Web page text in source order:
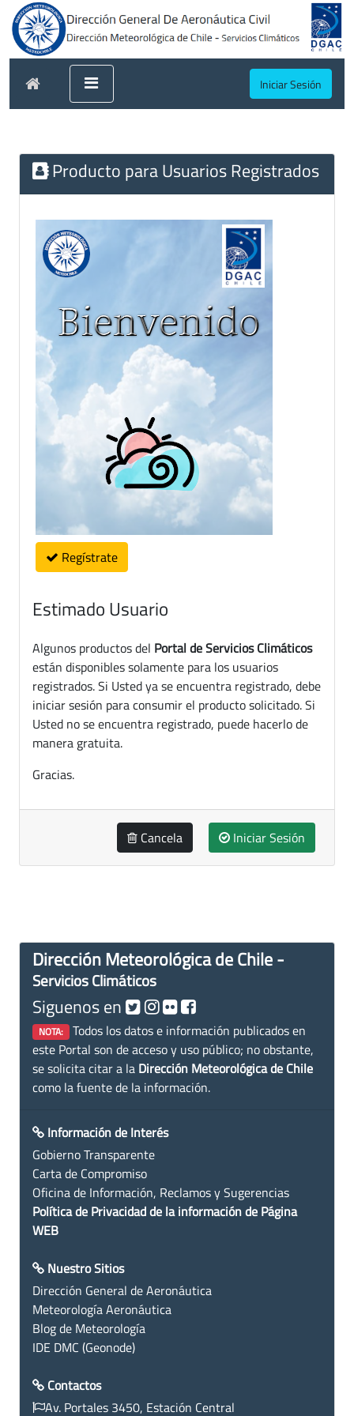
Iniciar Sesión
Producto para Usuarios Registrados
Regístrate
Estimado Usuario
Algunos productos del Portal de Servicios Climáticos
están disponibles solamente para los usuarios
registrados. Si Usted ya se encuentra registrado, debe
iniciar sesión para consumir el producto solicitado. Si
Usted no se encuentra registrado, puede hacerlo de
manera gratuita.
Gracias.
Cancela Iniciar Sesión
Dirección Meteorológica de Chile -
Servicios Climáticos
Siguenos en
NOTA: Todos los datos e información publicados en
este Portal son de acceso y uso público; no obstante,
se solicita citar a la Dirección Meteorológica de Chile
como la fuente de la información.
Información de Interés
Gobierno Transparente
Carta de Compromiso
Oficina de Información, Reclamos y Sugerencias
Política de Privacidad de la información de Página
WEB
Nuestro Sitios
Dirección General de Aeronáutica
Meteorología Aeronáutica
Blog de Meteorología
IDE DMC (Geonode)
Contactos
Av. Portales 3450, Estación Central